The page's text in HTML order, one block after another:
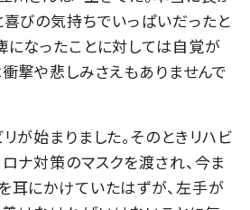
びの気持ちでいっぱいだったと
になったことに対しては自覚が
衝撃や悲しみさえもありませんで
が始まりました。そのときリハビ
ナ対策のマスクを渡され、今ま
耳にかけていたはずが、左手が